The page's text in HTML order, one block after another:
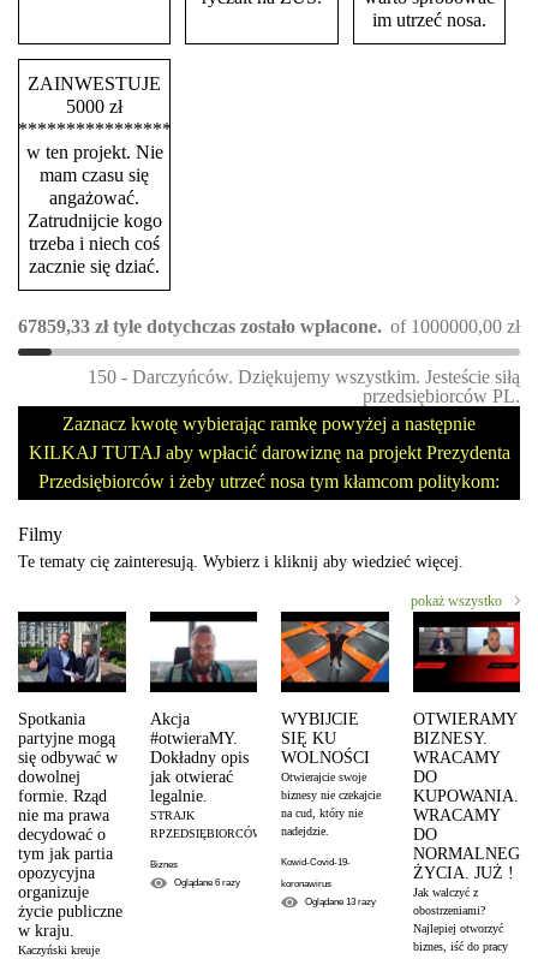
im utrzeć nosa.
ZAINWESTUJE
5000 zł
****************
w ten projekt. Nie
mam czasu się
angażować.
Zatrudnijcie kogo
trzeba i niech coś
zacznie się dziać.
67859,33 zł tyle dotychczas zostało wpłacone. of 1000000,00 zł
150 - Darczyńców. Dziękujemy wszystkim. Jesteście siłą
przedsiębiorców PL.
Zaznacz kwotę wybierając ramkę powyżej a następnie
KILKAJ TUTAJ aby wpłacić darowiznę na projekt Prezydenta
Przedsiębiorców i żeby utrzeć nosa tym kłamcom politykom:
Filmy
Te tematy cię zainteresują. Wybierz i kliknij aby wiedzieć więcej.
pokaż wszystko
Spotkania
partyjne mogą
się odbywać w
dowolnej
formie. Rząd
nie ma prawa
decydować o
tym jak partia
opozycyjna
organizuje
życie publiczne
w kraju.
Kaczyński kreuje
Akcja
#otwieraMY.
Dokładny opis
jak otwierać
legalnie.
STRAJK
RPZEDSIĘBIORCÓW
Biznes
Oglądane6 razy
WYBIJCIE
SIĘ KU
WOLNOŚCI
Otwierajcie swoje
biznesy nie czekajcie
na cud, który nie
nadejdzie.
Kowid-Covid-19-
koronawirus
Oglądane 13 razy
OTWIERAMY
BIZNESY.
WRACAMY
DO
KUPOWANIA.
WRACAMY
DO
NORMALNEGO
ŻYCIA. JUŻ !
Jak walczyć z
obostrzeniami?
Najlepiej otworzyć
biznes, iść do pracy